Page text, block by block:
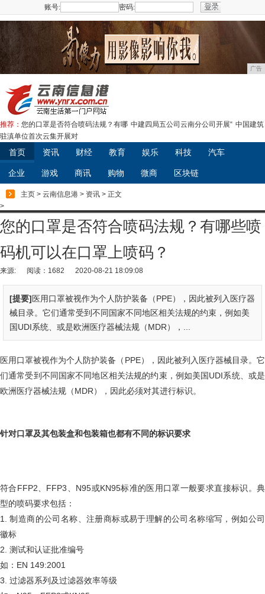
账号: 密码:
广告
推荐： 您的口罩是否符合喷码法规？有哪 中建四局五公司云南分公司开展“ 中国建筑
驻滇单位首次云集开展对
首页 资讯 财经 教育 娱乐 科技 汽车
企业 游戏 商讯 购物 微商 区块链
主页 > 云南信息港 > 资讯 > 正文
>
您的口罩是否符合喷码法规？有哪些喷
码机可以在口罩上喷码？
来源: 阅读：1682 2020-08-21 18:09:08
[提要]医用口罩被视作为个人防护装备（PPE），因此被列入医疗器
械目录。它们通常受到不同国家不同地区相关法规的约束，例如美
国UDI系统、或是欧洲医疗器械法规（MDR），...
医用口罩被视作为个人防护装备（PPE），因此被列入医疗器械目录。它
们通常受到不同国家不同地区相关法规的约束，例如美国UDI系统、或是
欧洲医疗器械法规（MDR），因此必须对其进行标识。
针对口罩及其包装盒和包装箱也都有不同的标识要求
符合FFP2、FFP3、N95或KN95标准的医用口罩一般要求直接标识。典
型的喷码要求包括：
1. 制造商的公司名称、注册商标或易于理解的公司名称缩写，例如公司
徽标
2. 测试和认证批准编号
如：EN 149:2001
3. 过滤器系列及过滤器效率等级